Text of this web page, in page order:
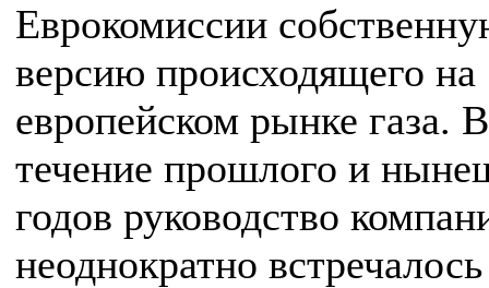
Еврокомиссии
версию происходящего на
европейском рынке газа. В
течение прошлого и
годов руководство
неоднократно